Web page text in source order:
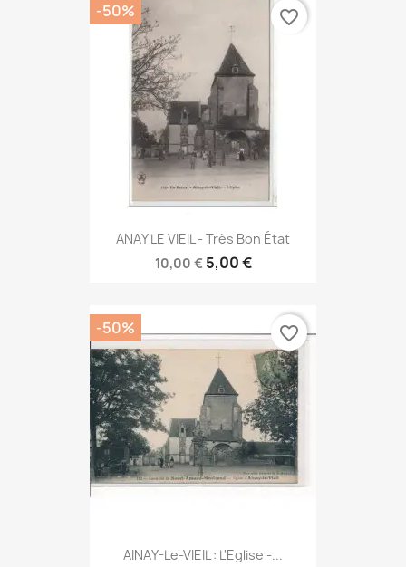
ANAY LE VIEIL - Très Bon État
10,00 € 5,00 €
-50% favorite_border
AINAY-Le-VIEIL : L'Eglise -...
-50% favorite_border